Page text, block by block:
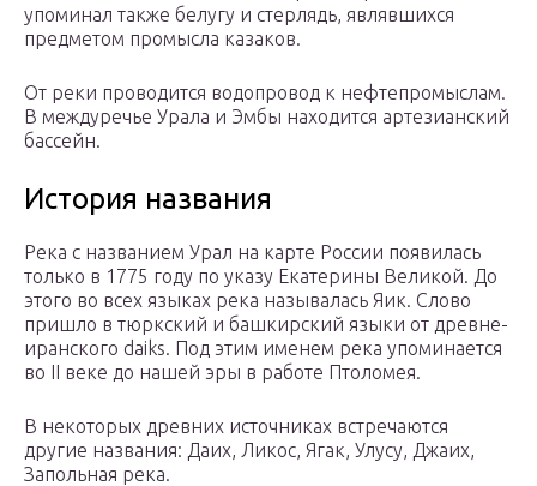
упоминал также белугу и стерлядь, являвшихся
предметом промысла казаков.
От реки проводится водопровод к нефтепромыслам.
В междуречье Урала и Эмбы находится артезианский
бассейн.
История названия
Река с названием Урал на карте России появилась
только в 1775 году по указу Екатерины Великой. До
этого во всех языках река называлась Яик. Слово
пришло в тюркский и башкирский языки от древне-
иранского daiks. Под этим именем река упоминается
во II веке до нашей эры в работе Птоломея.
В некоторых древних источниках встречаются
другие названия: Даих, Ликос, Ягак, Улусу, Джаих,
Запольная река.